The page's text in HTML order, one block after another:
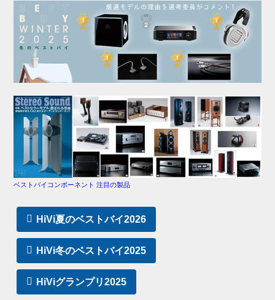
ベストバイコンポーネント 注目の製品
HiVi夏のベストバイ2026
HiVi冬のベストバイ2025
HiViグランプリ2025